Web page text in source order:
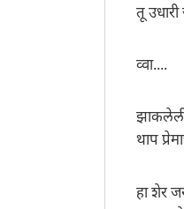
तू
व्वा....
झाकलेली
थाप
हा शेर